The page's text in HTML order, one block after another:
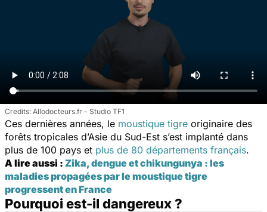
Allodocteurs.fr - Studio TF1
Ces dernières années, le moustique tigre originaire des
forêts tropicales d’Asie du Sud-Est s’est implanté dans
plus de 100 pays et plus de 80 départements français.
A lire aussi : Zika, dengue et chikungunya : les
maladies propagées par le moustique tigre
progressent en France
Pourquoi est-il dangereux ?